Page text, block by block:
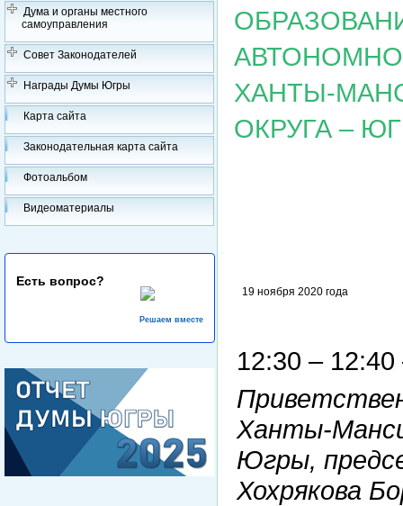
Дума и органы местного
самоуправления
Совет Законодателей
Награды Думы Югры
Карта сайта
Законодательная карта сайта
Фотоальбом
Видеоматериалы
Есть вопрос?
Решаем вместе
ХАНТЫ-
ОКРУГА –
19 ноября 2020 года
12:30 –
Ханты-
Югры,
Хохрякова